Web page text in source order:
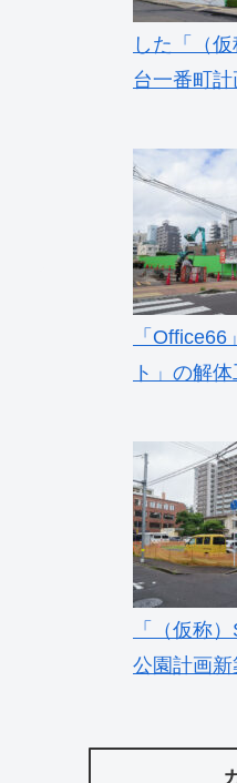
した「（
台一番町計
「
ト」の解
「（仮称
公園計画新